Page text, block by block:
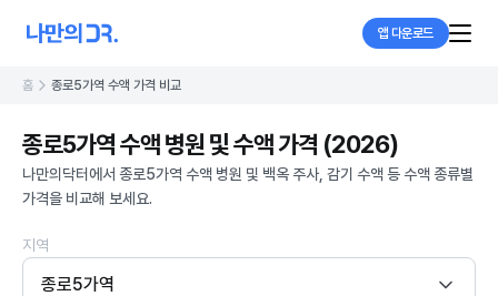
앱 다운로드
홈 종로5가역 수액 가격 비교
종로5가역 수액 병원 및 수액 가격 (2026)
나만의닥터에서 종로5가역 수액 병원 및 백옥 주사, 감기 수액 등 수액 종류별
가격을 비교해 보세요.
지역
종로5가역